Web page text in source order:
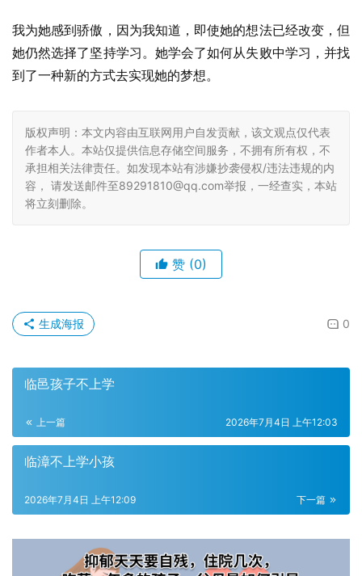
我为她感到骄傲，因为我知道，即使她的想法已经改变，但
她仍然选择了坚持学习。她学会了如何从失败中学习，并找
到了一种新的方式去实现她的梦想。
版权声明：本文内容由互联网用户自发贡献，该文观点仅代表
作者本人。本站仅提供信息存储空间服务，不拥有所有权，不
承担相关法律责任。如发现本站有涉嫌抄袭侵权/违法违规的内
容， 请发送邮件至89291810@qq.com举报，一经查实，本站
将立刻删除。
赞 (0)
0
生成海报
临邑孩子不上学
上一篇 2026年7月4日 上午12:03
临漳不上学小孩
下一篇
2026年7月4日 上午12:09